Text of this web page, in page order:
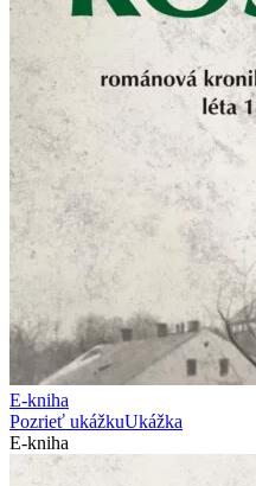
E-kniha
Pozrieť ukážkuUkážka
E-kniha